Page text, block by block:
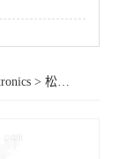
>松香型助焊笔CW8200